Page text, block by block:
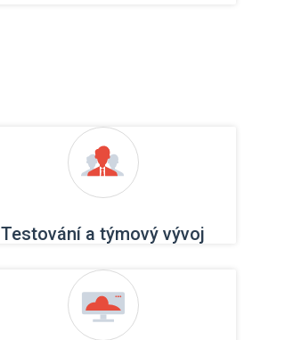
Testování a týmový vývoj